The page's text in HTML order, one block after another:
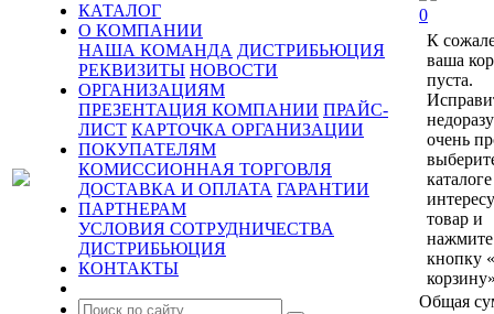
КАТАЛОГ
О КОМПАНИИ
НАША КОМАНДА ДИСТРИБЬЮЦИЯ
РЕКВИЗИТЫ НОВОСТИ
ОРГАНИЗАЦИЯМ
ПРЕЗЕНТАЦИЯ КОМПАНИИ ПРАЙС-
ЛИСТ КАРТОЧКА ОРГАНИЗАЦИИ
ПОКУПАТЕЛЯМ
КОМИССИОННАЯ ТОРГОВЛЯ
ДОСТАВКА И ОПЛАТА ГАРАНТИИ
ПАРТНЕРАМ
УСЛОВИЯ СОТРУДНИЧЕСТВА
ДИСТРИБЬЮЦИЯ
КОНТАКТЫ
0
К
ваша
пуста.
очень
каталоге
товар и
нажмите
кнопку
Общая